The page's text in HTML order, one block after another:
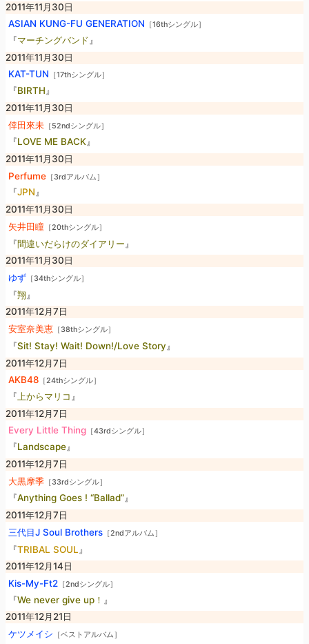
2011年11月30日
ASIAN KUNG-FU GENERATION
［16thシングル］
『マーチングバンド 』
2011年11月30日
KAT-TUN
［17thシングル］
『BIRTH 』
2011年11月30日
倖田來未 ［52ndシングル］
『LOVE ME BACK』
2011年11月30日
Perfume ［3rdアルバム］
『JPN』
2011年11月30日
矢井田瞳 ［20thシングル］
『間違いだらけのダイアリー 』
2011年11月30日
ゆず ［34thシングル］
『翔』
2011年12月7日
安室奈美恵 ［38thシングル］
『Sit! Stay! Wait! Down!/Love Story 』
2011年12月7日
AKB48 ［24thシングル］
『 上からマリコ 』
2011年12月7日
Every Little Thing ［43rdシングル］
『Landscape』
2011年12月7日
大黒摩季 ［33rdシングル］
『Anything Goes ! “Ballad”』
2011年12月7日
三代目J Soul Brothers ［2ndアルバム］
『TRIBAL SOUL 』
2011年12月14日
Kis-My-Ft2 ［2ndシングル］
『We never give up！ 』
2011年12月21日
ケツメイシ
［ベストアルバム］